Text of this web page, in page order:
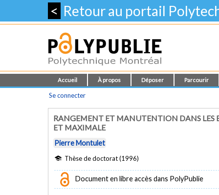
< Retour au portail
Accueil À propos Déposer Parcourir
Se connecter
RANGEMENT ET MANUTENTION DANS LES
ET MAXIMALE
Pierre Montulet
Thèse de doctorat (1996)
Document en libre accès dans PolyPublie